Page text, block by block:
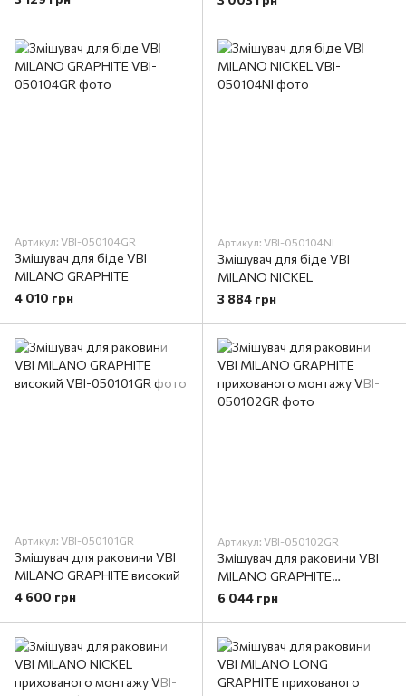
Артикул: VBI-050104GR
Змішувач для біде VBI
MILANO GRAPHITE
4 010 грн
Артикул: VBI-050104NI
Змішувач для біде VBI
MILANO NICKEL
3 884 грн
Артикул: VBI-050101GR
Змішувач для раковини VBI
MILANO GRAPHITE високий
4 600 грн
Артикул: VBI-050102GR
Змішувач для раковини VBI
MILANO GRAPHITE
прихованого монтажу
6 044 грн